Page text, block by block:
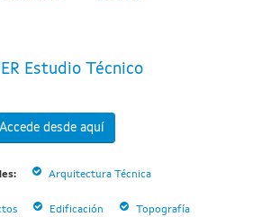
Estudio Técnico
Accede desde aquí
Arquitectura Técnica
Edificación Topografía